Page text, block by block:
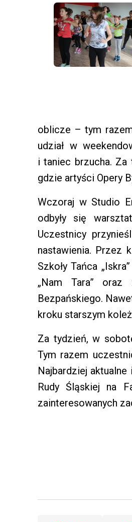
oblicze – tym
udział w
i taniec brzucha. Za
gdzie artyści Opery
Wczoraj w Studio
odbyły się
Uczestnicy
nastawienia. Przez
Szkoły Tańca
„Nam Tara”
Bezpańskiego.
kroku starszym
Za tydzień, w
Tym razem
Najbardziej
Rudy Śląskiej na
zainteresowanych